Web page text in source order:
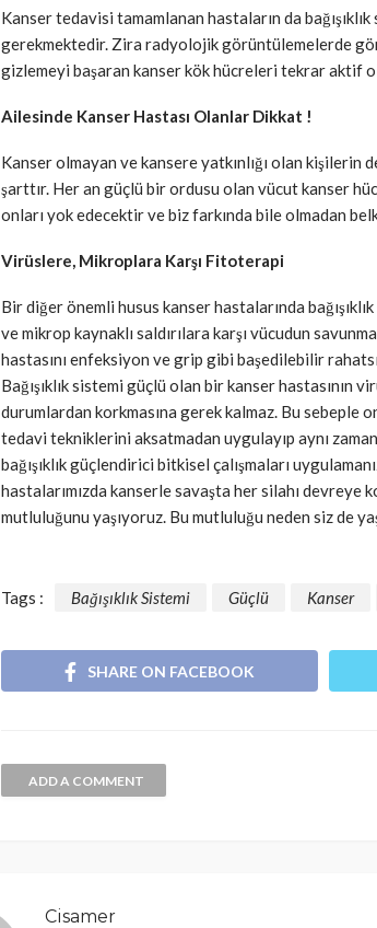
Kanser tedavisi tamamlanan hastaların da
gerekmektedir. Zira radyolojik görüntülemelerde
gizlemeyi başaran kanser kök hücreleri tekrar aktif
Ailesinde Kanser Hastası Olanlar Dikkat !
Kanser olmayan ve kansere yatkınlığı olan kişilerin
şarttır. Her an güçlü bir ordusu olan vücut kanser
onları yok edecektir ve biz farkında bile olmadan
Virüslere, Mikroplara Karşı Fitoterapi
Bir diğer önemli husus kanser hastalarında
ve mikrop kaynaklı saldırılara karşı vücudun
hastasını enfeksiyon ve grip gibi başedilebilir
Bağışıklık sistemi güçlü olan bir kanser hastasının
durumlardan korkmasına gerek kalmaz. Bu sebeple
tedavi tekniklerini aksatmadan uygulayıp aynı
bağışıklık güçlendirici bitkisel çalışmaları
hastalarımızda kanserle savaşta her silahı devreye
mutluluğunu yaşıyoruz. Bu mutluluğu neden siz de
Tags : Bağışıklık Sistemi Güçlü Kanser
SHARE ON FACEBOOK
ADD A COMMENT
Cisamer